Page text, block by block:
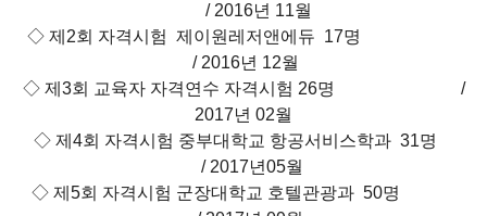
/ 2016년 11월
◇ 제2회 자격시험 제이원레저앤에듀 17명
/ 2016년 12월
◇ 제3회 교육자 자격연수 자격시험 26명 /
2017년 02월
◇ 제4회 자격시험 중부대학교 항공서비스학과 31명
/ 2017년05월
◇ 제5회 자격시험 군장대학교 호텔관광과 50명